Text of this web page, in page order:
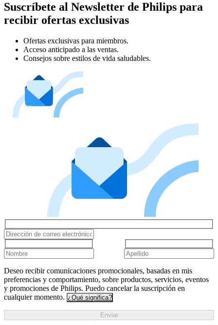
Suscríbete al Newsletter de Philips para
recibir ofertas exclusivas
Ofertas exclusivas para miembros.
Acceso anticipado a las ventas.
Consejos sobre estilos de vida saludables.
Deseo recibir comunicaciones promocionales, basadas en mis
preferencias y comportamiento, sobre productos, servicios, eventos
y promociones de Philips. Puedo cancelar la suscripción en
cualquier momento. ¿Qué significa?
Enviar